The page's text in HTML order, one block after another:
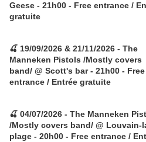
Geese - 21h00 - Free entrance /
gratuite
🍒 19/09/2026 & 21/11/2026 - The
Manneken Pistols /Mostly covers
band/ @ Scott's bar - 21h00 - Free
entrance / Entrée gratuite
🍒 04/07/2026 - The Manneken
/Mostly covers band/ @ Louvain-
plage - 20h00 - Free entrance /